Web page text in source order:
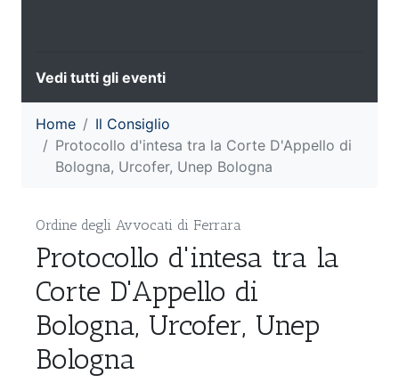
Vedi tutti gli eventi
Home
Il Consiglio
Protocollo d'intesa tra la Corte D'Appello di
Bologna, Urcofer, Unep Bologna
Ordine degli Avvocati di Ferrara
Protocollo d'intesa tra la
Corte D'Appello di
Bologna, Urcofer, Unep
Bologna